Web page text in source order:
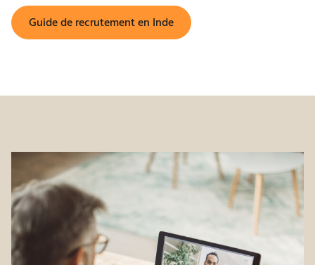
Guide de recrutement en Inde